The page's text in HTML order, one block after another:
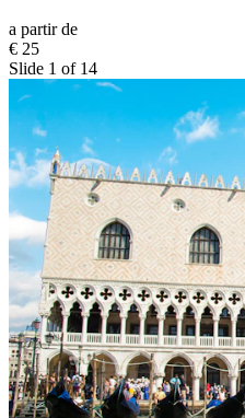
a partir de
€ 25
Slide 1 of 14